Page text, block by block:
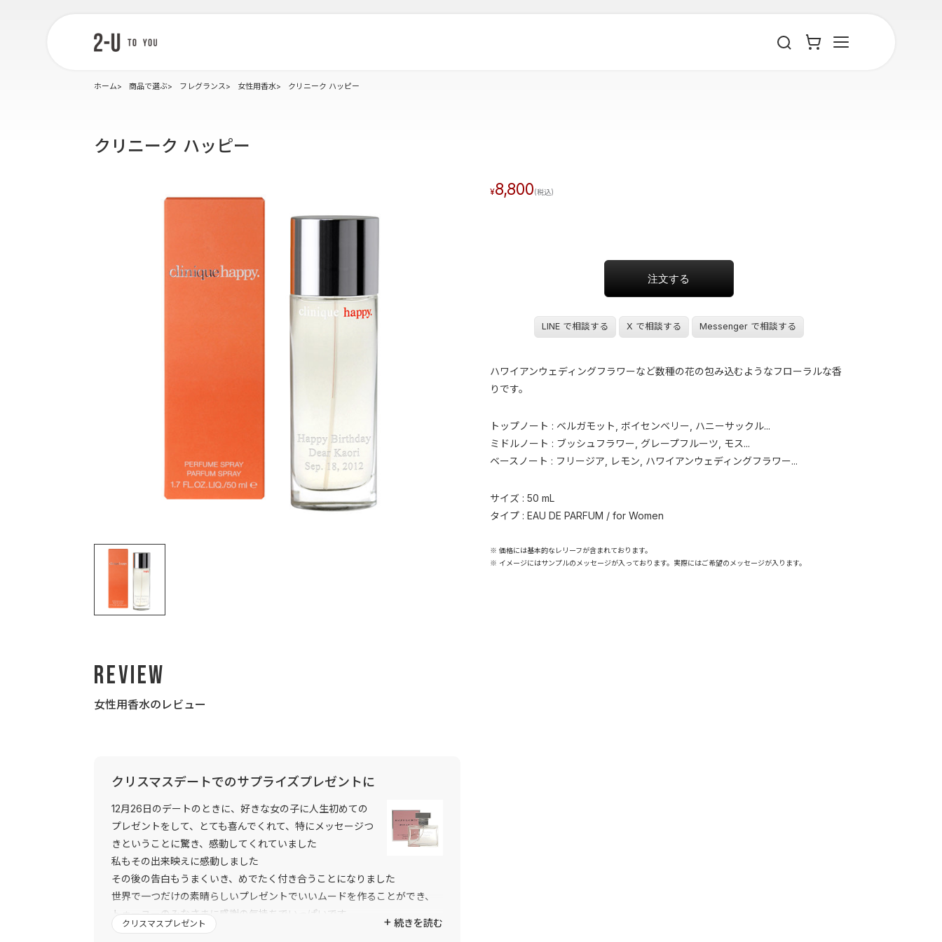
ホーム 商品で選ぶ フレグランス 女性用香水 クリニーク ハッピー
クリニーク ハッピー
8,800
LINE で相談する X で相談する Messenger で相談する
ハワイアンウェディングフラワーなど数種の花の包み込むようなフローラルな香
りです。
トップノート : ベルガモット, ボイセンベリー, ハニーサックル...
ミドルノート : ブッシュフラワー, グレープフルーツ, モス...
ベースノート : フリージア, レモン, ハワイアンウェディングフラワー...
サイズ : 50 mL
タイプ : EAU DE PARFUM / for Women
※ 価格には基本的なレリーフが含まれております。
※ イメージにはサンプルのメッセージが入っております。実際にはご希望のメッセージが入ります。
Review
女性用香水のレビュー
クリスマスデートでのサプライズプレゼントに
12月26日のデートのときに、好きな女の子に人生初めての
プレゼントをして、とても喜んでくれて、特にメッセージつ
きということに驚き、感動してくれていました
私もその出来映えに感動しました
その後の告白もうまくいき、めでたく付き合うことになりました
世界で一つだけの素晴らしいプレゼントでいいムードを作ることができ、
トゥーユーのみなさまに感謝の気持ちでいっぱいです
続きを読む
クリスマスプレゼント